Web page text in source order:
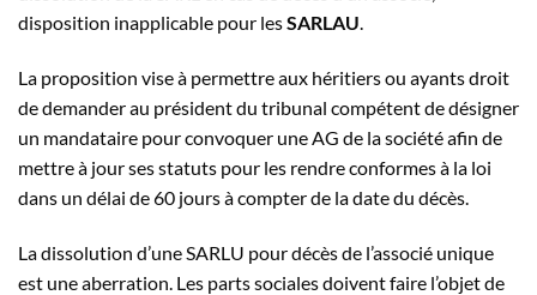
disposition inapplicable pour lesSARLAU.
La proposition vise à permettre aux héritiers ou ayants droit
de demander au président du tribunal compétent de désigner
un mandataire pour convoquer une AG de la société afin de
mettre à jour ses statuts pour les rendre conformes à la loi
dans un délai de 60 jours à compter de la date du décès.
La dissolution d’une SARLU pour décès de l’associé unique
est une aberration. Les parts sociales doivent faire l’objet de